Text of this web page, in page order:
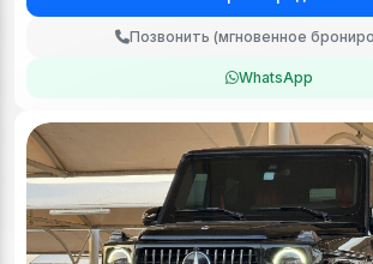
Позвонить (мгновенное
WhatsApp